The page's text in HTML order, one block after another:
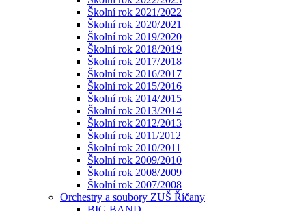
Školní rok 2021/2022
Školní rok 2020/2021
Školní rok 2019/2020
Školní rok 2018/2019
Školní rok 2017/2018
Školní rok 2016/2017
Školní rok 2015/2016
Školní rok 2014/2015
Školní rok 2013/2014
Školní rok 2012/2013
Školní rok 2011/2012
Školní rok 2010/2011
Školní rok 2009/2010
Školní rok 2008/2009
Školní rok 2007/2008
Orchestry a soubory ZUŠ Říčany